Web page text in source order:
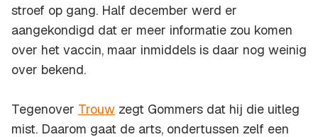
stroef op gang. Half december werd er
aangekondigd dat er meer informatie zou komen
over het vaccin, maar inmiddels is daar nog weinig
over bekend.
Tegenover Trouw zegt Gommers dat hij die uitleg
mist. Daarom gaat de arts, ondertussen zelf een